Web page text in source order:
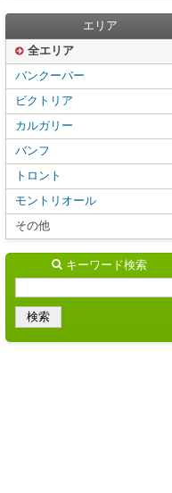
エリア
全エリア
バンクーバー
ビクトリア
カルガリー
バンフ
トロント
モントリオール
その他
キーワード検索